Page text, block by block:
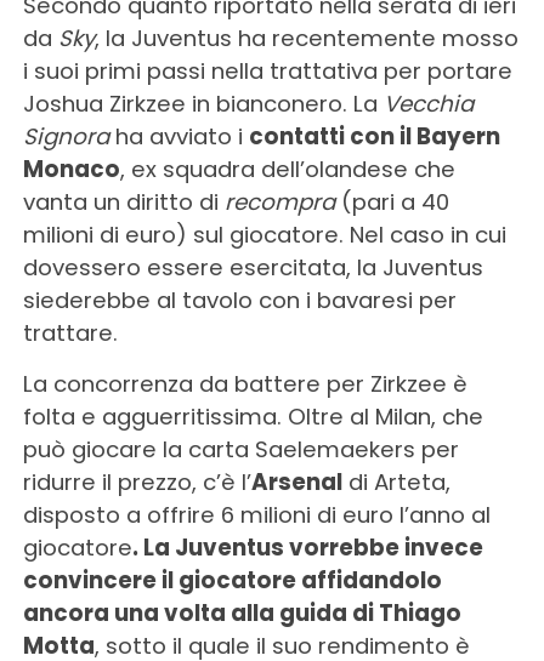
da Sky, la Juventus ha recentemente mosso
i suoi primi passi nella trattativa per portare
Joshua Zirkzee in bianconero. La Vecchia
Signoraha avviato i contatti con il Bayern
Monaco, ex squadra dell’olandese che
vanta un diritto di recompra(pari a 40
milioni di euro) sul giocatore. Nel caso in cui
dovessero essere esercitata, la Juventus
siederebbe al tavolo con i bavaresi per
trattare.
La concorrenza da battere per Zirkzee è
folta e agguerritissima. Oltre al Milan, che
può giocare la carta Saelemaekers per
ridurre il prezzo, c’è l’Arsenaldi Arteta,
disposto a offrire 6 milioni di euro l’anno al
giocatore. La Juventus vorrebbe invece
convincere il giocatore affidandolo
ancora una volta alla guida di Thiago
Motta, sotto il quale il suo rendimento è